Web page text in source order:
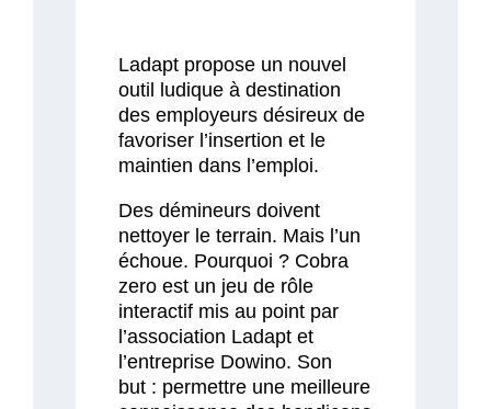
Ladapt propose un nouvel
outil ludique à destination
des employeurs désireux de
favoriser l’insertion et le
maintien dans l’emploi.
Des démineurs doivent
nettoyer le terrain. Mais l’un
échoue. Pourquoi ? Cobra
zero est un jeu de rôle
interactif mis au point par
l’association Ladapt et
l’entreprise Dowino. Son
but : permettre une meilleure